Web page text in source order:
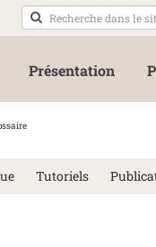
Présentation
Tutoriels